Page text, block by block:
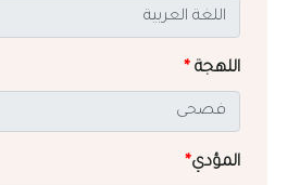
اللهجة *
المؤدي*